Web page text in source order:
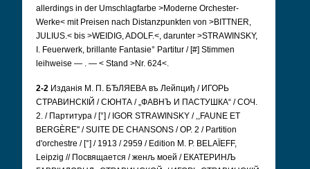
allerdings in der Umschlagfarbe >Moderne Orchester-
Werke< mit Preisen nach Distanzpunkten von >BITTNER,
JULIUS.< bis >WEIDIG, ADOLF.<, darunter >STRAWINSKY,
I. Feuerwerk, brillante Fantasie° Partitur / [#] Stimmen
leihweise — . — < Stand >Nr. 624<.
2-2 Изданія М. П. БЂЛЯЕВА въ Лейпциђ / ИГОРЬ
СТРАВИНСКIЙ / СЮНТА / „ФАВНЪ И ПАСТУШКА“ / СОЧ.
2. / Партитура / [°] / IGOR STRAWINSKY / ,,FAUNE ET
BERGÈRE'' / SUITE DE CHANSONS / OP. 2 / Partition
d'orchestre / [°] / 1913 / 2959 / Edition M. P. BELAÏEFF,
Leipzig // Посвящается / женљ моей / ЕКАТЕРИНЉ